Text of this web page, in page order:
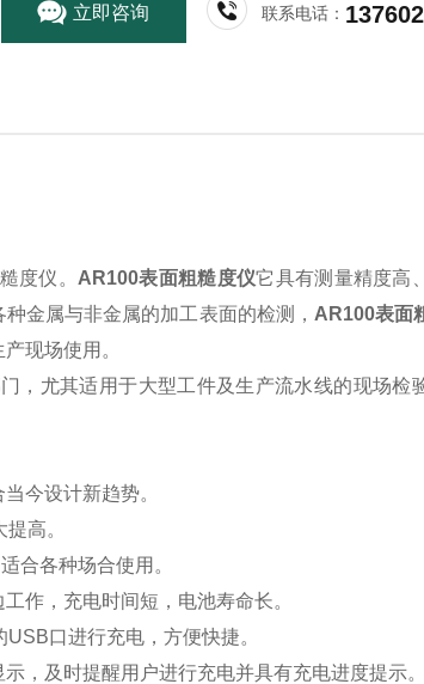
立即咨询 联系电话：
度仪。 AR100表面粗糙度仪它具有测量精度高
金属与非金属的加工表面的检测， AR100表面
现场使用。
，尤其适用于大型工件及生产流水线的现场检
今设计新趋势。
高。
合各种场合使用。
作，充电时间短，电池寿命长。
口进行充电，方便快捷。
，及时提醒用户进行充电并具有充电进度提示。